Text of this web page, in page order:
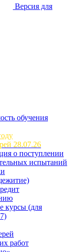
Версия для
обучения
28.07.26
о поступлении
испытаний
курсы (для
работ